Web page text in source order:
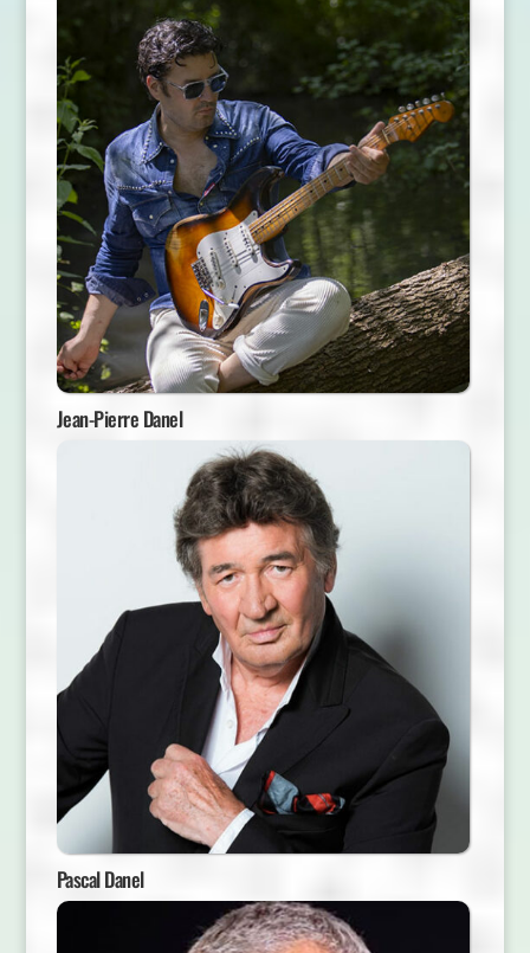
Jean-Pierre Danel
Pascal Danel